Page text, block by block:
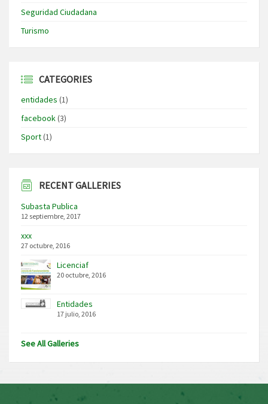
Seguridad Ciudadana
Turismo
CATEGORIES
entidades (1)
facebook(3)
Sport(1)
RECENT GALLERIES
Subasta Publica
12 septiembre, 2017
xxx
27 octubre, 2016
Licenciaf
20 octubre, 2016
Entidades
17 julio, 2016
See All Galleries